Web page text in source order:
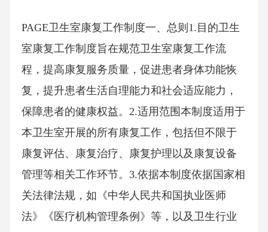
PAGE卫生室康复工作制度一、总则1.目的卫生
室康复工作制度旨在规范卫生室康复工作流
程，提高康复服务质量，促进患者身体功能恢
复，提升患者生活自理能力和社会适应能力，
保障患者的健康权益。2.适用范围本制度适用于
本卫生室开展的所有康复工作，包括但不限于
康复评估、康复治疗、康复护理以及康复设备
管理等相关工作环节。3.依据本制度依据国家相
关法律法规，如《中华人民共和国执业医师
法》《医疗机构管理条例》等，以及卫生行业